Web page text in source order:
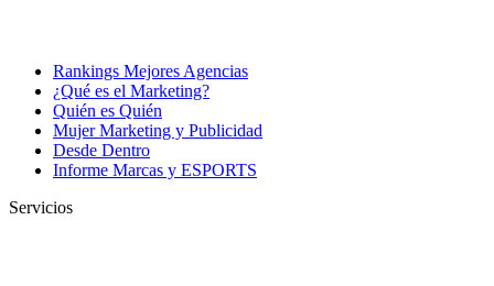
Rankings Mejores Agencias
¿Qué es el Marketing?
Quién es Quién
Mujer Marketing y Publicidad
Desde Dentro
Informe Marcas y ESPORTS
Servicios